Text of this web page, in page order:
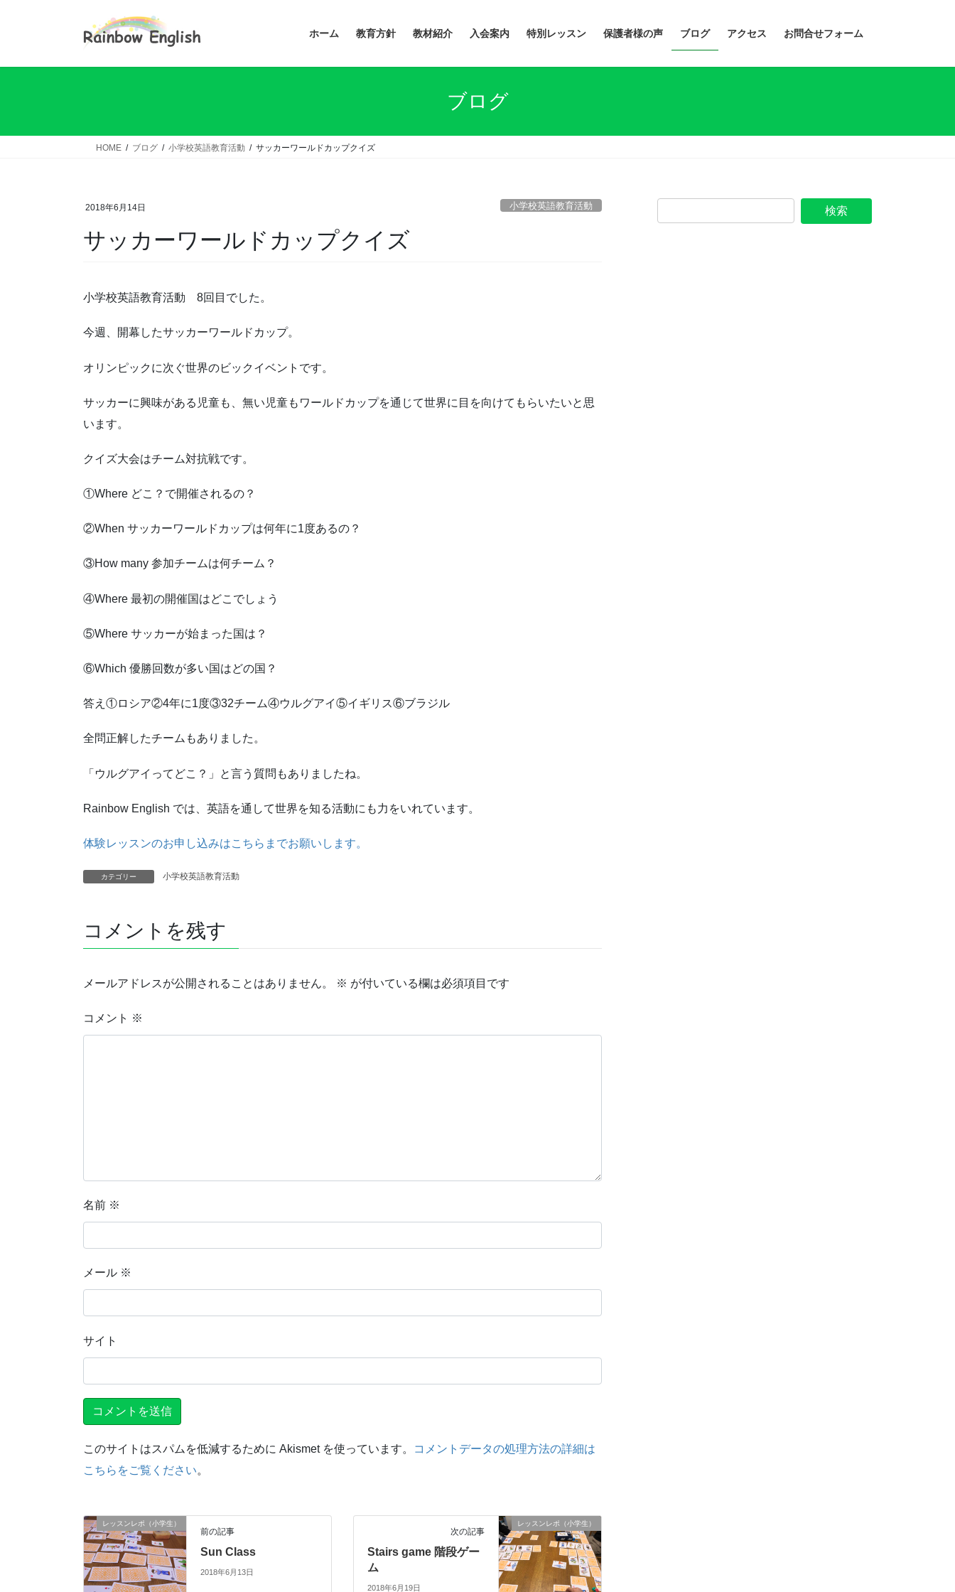
ホーム 教育方針 教材紹介 入会案内 特別レッスン 保護者様の声 ブログ アクセス お問合せフォーム
ブログ
HOME ブログ 小学校英語教育活動 サッカーワールドカップクイズ
2018年6月14日 小学校英語教育活動
サッカーワールドカップクイズ
小学校英語教育活動 8回目でした。
今週、開幕したサッカーワールドカップ。
オリンピックに次ぐ世界のビックイベントです。
サッカーに興味がある児童も、無い児童もワールドカップを通じて世界に目を向けてもらいたいと思
います。
クイズ大会はチーム対抗戦です。
①Where どこ？で開催されるの？
②When サッカーワールドカップは何年に1度あるの？
③How many 参加チームは何チーム？
④Where 最初の開催国はどこでしょう
⑤Where サッカーが始まった国は？
⑥Which 優勝回数が多い国はどの国？
答え①ロシア②4年に1度③32チーム④ウルグアイ⑤イギリス⑥ブラジル
全問正解したチームもありました。
「ウルグアイってどこ？」と言う質問もありましたね。
Rainbow English では、英語を通して世界を知る活動にも力をいれています。
体験レッスンのお申し込みはこちらまでお願いします。
カテゴリー 小学校英語教育活動
コメントを残す
メールアドレスが公開されることはありません。 ※ が付いている欄は必須項目です
コメント ※
名前 ※
メール ※
サイト
このサイトはスパムを低減するために Akismet を使っています。
コメントデータの処理方法の詳細は
こちらをご覧ください。
レッスンレポ（小学生）
前の記事
Sun Class
2018年6月13日
レッスンレポ（小学生）
次の記事
Stairs game 階段ゲー
ム
2018年6月19日